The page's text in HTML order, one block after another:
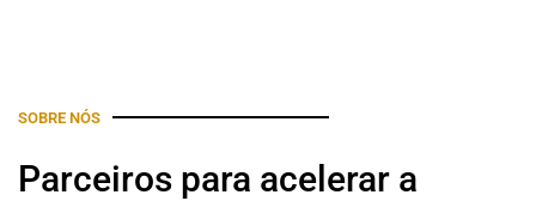
SOBRE NÓS
Parceiros para acelerar a